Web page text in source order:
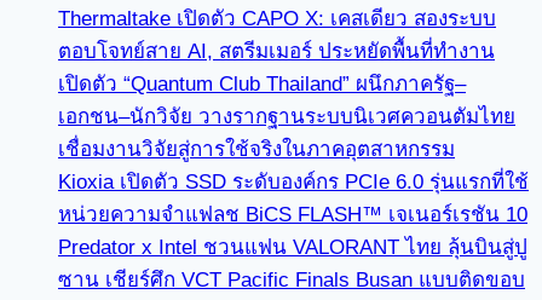
Thermaltake เปิดตัว CAPO X: เคสเดียว สองระบบ
ตอบโจทย์สาย AI, สตรีมเมอร์ ประหยัดพื้นที่ทำงาน
เปิดตัว “Quantum Club Thailand” ผนึกภาครัฐ–
เอกชน–นักวิจัย วางรากฐานระบบนิเวศควอนตัมไทย
เชื่อมงานวิจัยสู่การใช้จริงในภาคอุตสาหกรรม
Kioxia เปิดตัว SSD ระดับองค์กร PCIe 6.0 รุ่นแรกที่ใช้
หน่วยความจำแฟลช BiCS FLASH™ เจเนอร์เรชัน 10
Predator x Intel ชวนแฟน VALORANT ไทย ลุ้นบินสู่ปู
ซาน เชียร์ศึก VCT Pacific Finals Busan แบบติดขอบ